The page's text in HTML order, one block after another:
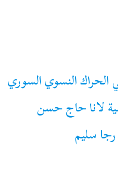
النسوي السوري
لانا حاج حسن
سليم